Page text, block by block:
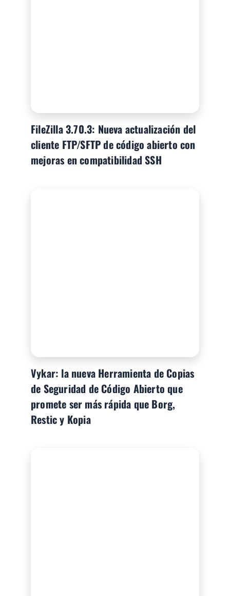
FileZilla 3.70.3: Nueva actualización del
cliente FTP/SFTP de código abierto con
mejoras en compatibilidad SSH
Vykar: la nueva Herramienta de Copias
de Seguridad de Código Abierto que
promete ser más rápida que Borg,
Restic y Kopia